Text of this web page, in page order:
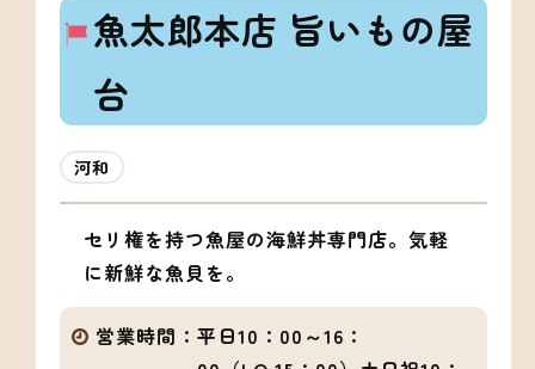
魚太郎本店 旨いもの屋
台
河和
セリ権を持つ魚屋の海鮮丼専門店。気軽
に新鮮な魚貝を。
営業時間： 平日10：00～16：